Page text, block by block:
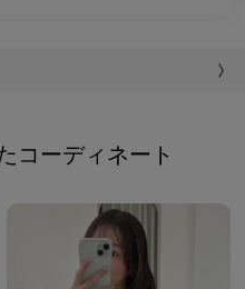
コーディネート